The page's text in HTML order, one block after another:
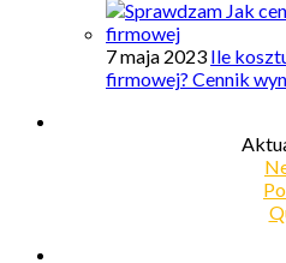
7 maja 2023 Ile
firmowej? Cennik